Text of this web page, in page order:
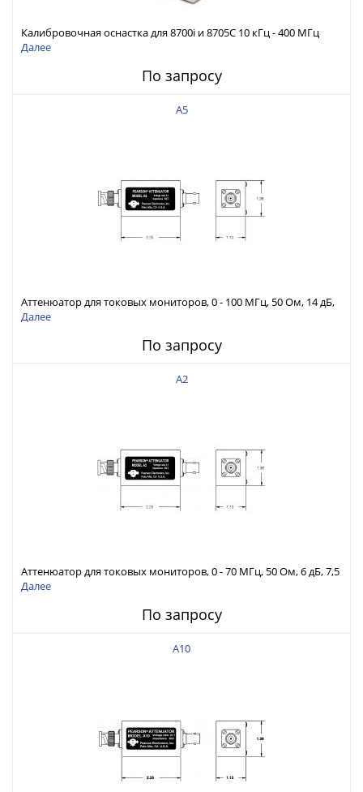
Калибровочная оснастка для 8700i и 8705C 10 кГц - 400 МГц
Далее
По запросу
A5
Аттенюатор для токовых мониторов, 0 - 100 МГц, 50 Ом, 14 дБ,
7,5 В скз макс., время нарастания 5 нс
Далее
По запросу
A2
Аттенюатор для токовых мониторов, 0 - 70 МГц, 50 Ом, 6 дБ, 7,5
В скз макс., время нарастания 6 нс
Далее
По запросу
A10